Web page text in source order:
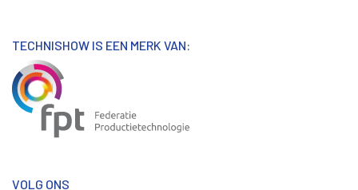
TECHNISHOW IS EEN MERK VAN:
VOLG ONS